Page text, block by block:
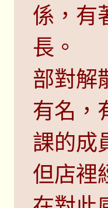
係，有
長。
部對解
有名，
課的成
但店裡